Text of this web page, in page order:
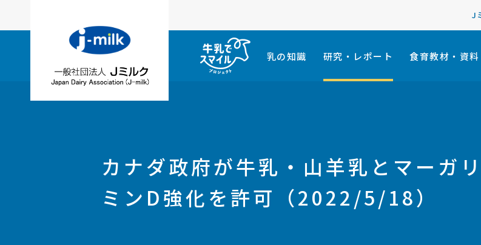
J
乳の知識 研究・レポート 食育教材・資料
カナダ政府が牛乳・山羊乳とマーガ
ミンD強化を許可（2022/5/18）